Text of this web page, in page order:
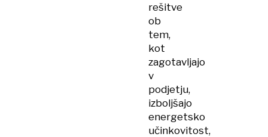
rešitve
ob
tem,
kot
zagotavljajo
v
podjetju,
izboljšajo
energetsko
učinkovitost,